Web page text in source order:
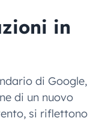
in
di Google,
di un nuovo
si riflettono